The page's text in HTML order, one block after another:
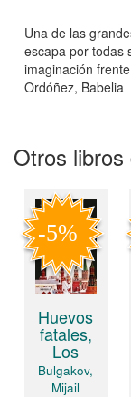
Una de las
escapa por todas
imaginación
Ordóñez, Babelia
Otros
Huevos
fatales,
Los
Bulgakov,
Mijail